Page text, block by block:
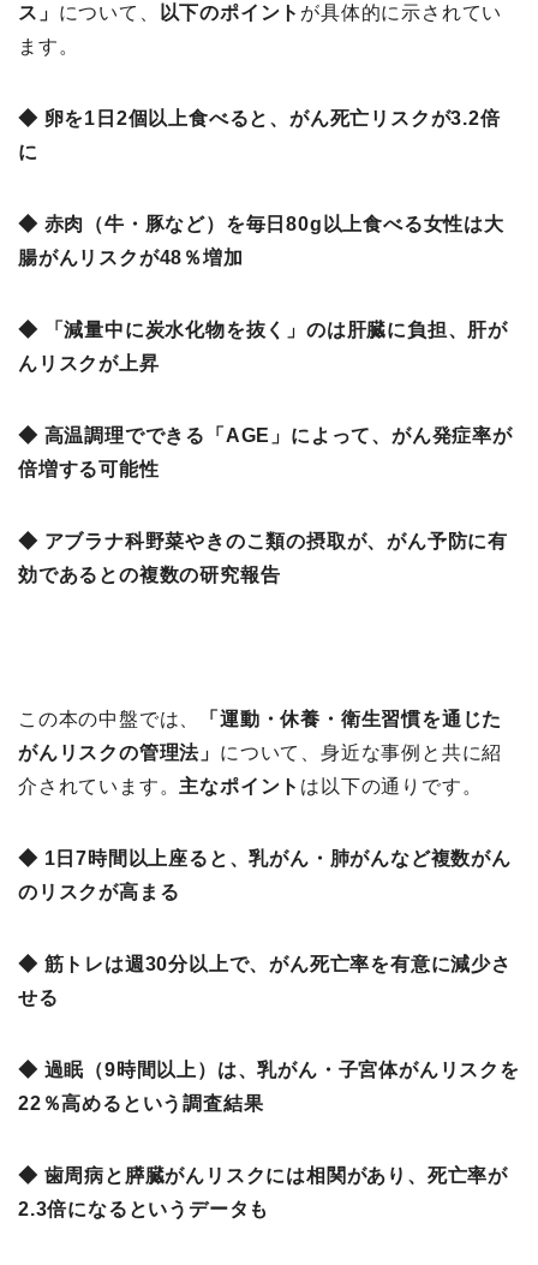
ス」 について、 以下のポイント が具体的に示されてい
ます。
◆ 卵を1日2個以上食べると、がん死亡リスクが3.2倍
に
◆ 赤肉（牛・豚など）を毎日80g以上食べる女性は大
腸がんリスクが48％増加
◆ 「減量中に炭水化物を抜く」のは肝臓に負担、肝が
んリスクが上昇
◆ 高温調理でできる「AGE」によって、がん発症率が
倍増する可能性
◆ アブラナ科野菜やきのこ類の摂取が、がん予防に有
効であるとの複数の研究報告
この本の中盤では、
「運動・休養・衛生習慣を通じた
がんリスクの管理法」 について、身近な事例と共に紹
介されています。 主なポイント は以下の通りです。
◆ 1日7時間以上座ると、乳がん・肺がんなど複数がん
のリスクが高まる
◆ 筋トレは週30分以上で、がん死亡率を有意に減少さ
せる
◆ 過眠（9時間以上）は、乳がん・子宮体がんリスクを
22％高めるという調査結果
◆ 歯周病と膵臓がんリスクには相関があり、死亡率が
2.3倍になるというデータも